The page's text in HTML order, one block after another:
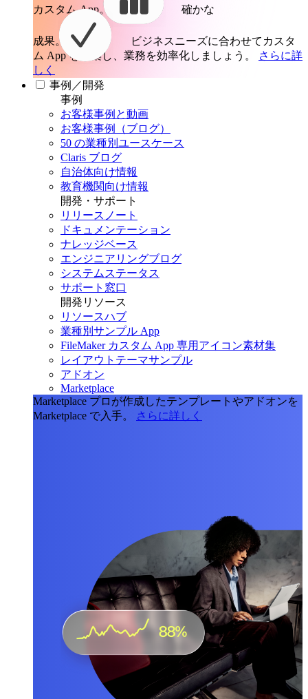
カスタム App。 確かな
成果。
ビジネスニーズに合わせてカスタ
ム App を構築し、業務を効率化しましょう。
さらに詳
しく
事例／開発
事例
お客様事例と動画
お客様事例（ブログ）
50 の業種別ユースケース
Claris ブログ
自治体向け情報
教育機関向け情報
開発・サポート
リリースノート
ドキュメンテーション
ナレッジベース
エンジニアリングブログ
システムステータス
サポート窓口
開発リソース
リソースハブ
業種別サンプル App
FileMaker カスタム App 専用アイコン素材集
レイアウトテーマサンプル
アドオン
Marketplace
Marketplace プロが作成したテンプレートやアドオンを
Marketplace で入手。
さらに詳しく